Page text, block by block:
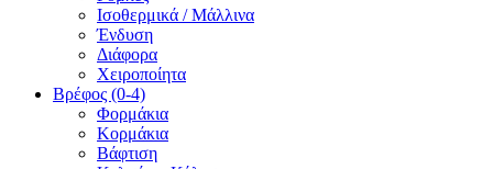
Ισοθερμικά / Μάλλινα
Ένδυση
Διάφορα
Χειροποίητα
Βρέφος (0-4)
Φορμάκια
Κορμάκια
Βάφτιση